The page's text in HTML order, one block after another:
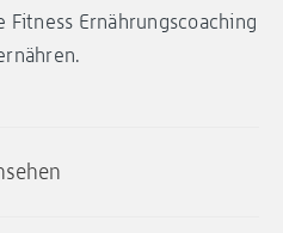
Ernährungscoaching